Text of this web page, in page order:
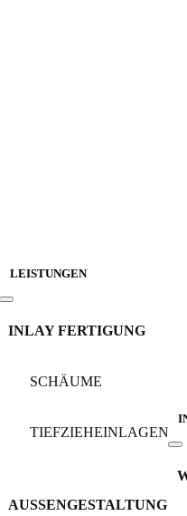
LEISTUNGEN
INLAY FERTIGUNG
SCHÄUME
TIEFZIEHEINLAGEN
AUSSENGESTALTUNG